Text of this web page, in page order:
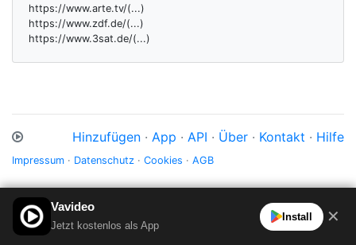
https://www.arte.tv/(...)
https://www.zdf.de/(...)
https://www.3sat.de/(...)
Hinzufügen · App · API · Über · Kontakt · Hilfe
Impressum · Datenschutz · Cookies · AGB
Vavideo
Jetzt kostenlos als App
Install ✕